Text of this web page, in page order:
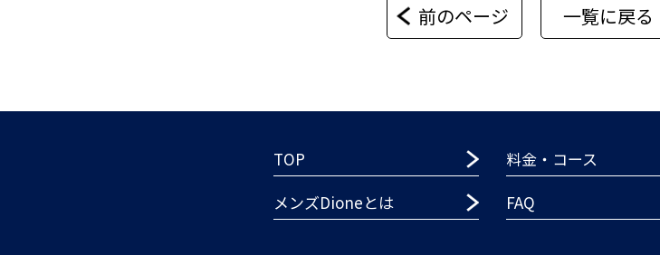
前のページ 一覧に戻る
TOP
メンズDioneとは
料金・コース
FAQ